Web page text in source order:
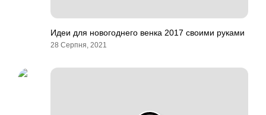
Идеи для новогоднего венка 2017 своими руками
28 Серпня, 2021